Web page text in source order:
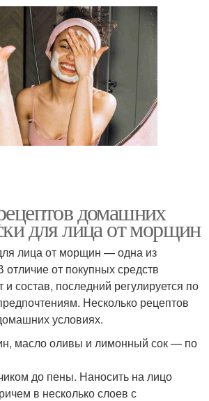
домашних
для лица от морщин
лица от морщин — одна из
от покупных средств
и состав, последний регулируется по
Несколько рецептов
условиях.
масло оливы и лимонный сок — по
до пены. Наносить на лицо
в несколько слоев с